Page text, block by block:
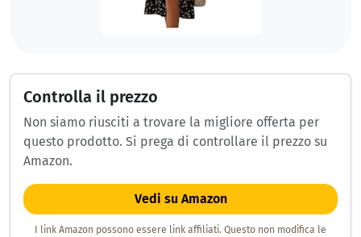
Controlla il prezzo
Non siamo riusciti a trovare la migliore offerta per
questo prodotto. Si prega di controllare il prezzo su
Amazon.
Vedi su Amazon
I link Amazon possono essere link affiliati. Questo non modifica le